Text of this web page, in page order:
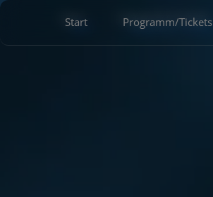
Start Programm/Tickets